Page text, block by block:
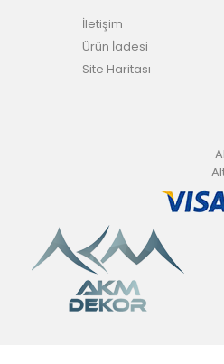
İletişim
Ürün İadesi
Site Haritası